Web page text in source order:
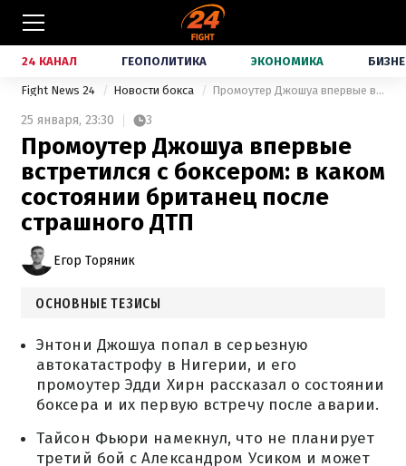
24 КАНАЛ ГЕОПОЛИТИКА ЭКОНОМИКА
Fight News 24 Новости бокса Промоутер Джошуа впервые встретился с боксером: в каком состоянии британец после страшного ДТП
25 января, 23:30 3
Промоутер Джошуа впервые
встретился с боксером: в каком
состоянии британец после
страшного ДТП
Егор Торяник
ОСНОВНЫЕ ТЕЗИСЫ
Энтони Джошуа попал в серьезную
автокатастрофу в Нигерии, и его
промоутер Эдди Хирн рассказал о состоянии
боксера и их первую встречу после аварии.
Тайсон Фьюри намекнул, что не планирует
третий бой с Александром Усиком и может